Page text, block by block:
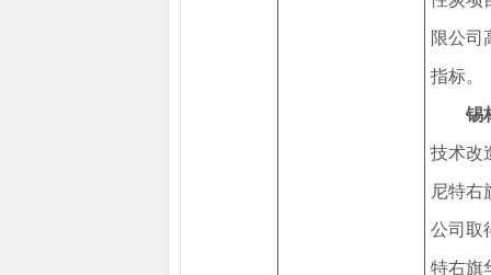
限公司
指
锡
技术改
尼特右
公司取
特右旗